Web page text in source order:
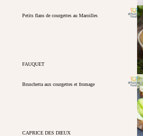
Petits flans de courgettes au Maroilles
FAUQUET
Bruschetta aux courgettes et fromage
CAPRICE DES DIEUX